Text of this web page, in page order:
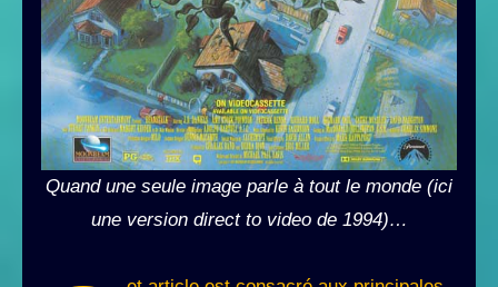
Quand une seule image parle à tout le monde (ici
une version direct to video de 1994)…